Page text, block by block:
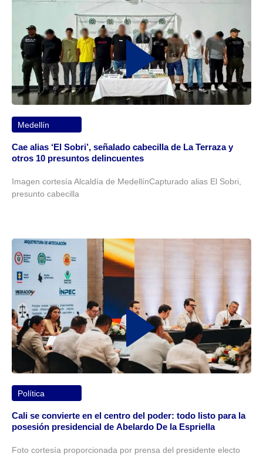
Medellín
Cae alias ‘El Sobri’, señalado cabecilla de La Terraza y
otros 10 presuntos delincuentes
Imagen cortesía Alcaldía de MedellínCapturado alias El Sobri,
presunto cabecilla
Política
Cali se convierte en el centro del poder: todo listo para la
posesión presidencial de Abelardo De la Espriella
Foto cortesía proporcionada por prensa del presidente electo